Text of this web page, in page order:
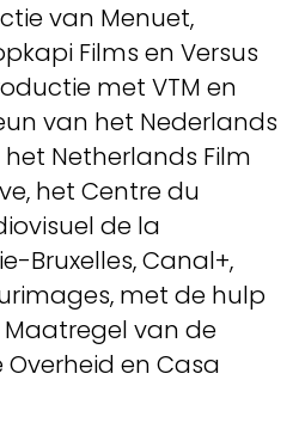
van Menuet,
Films en Versus
met VTM en
van het Nederlands
het Netherlands Film
het Centre du
de la
Bruxelles, Canal+,
met de hulp
Maatregel van de
Overheid en Casa